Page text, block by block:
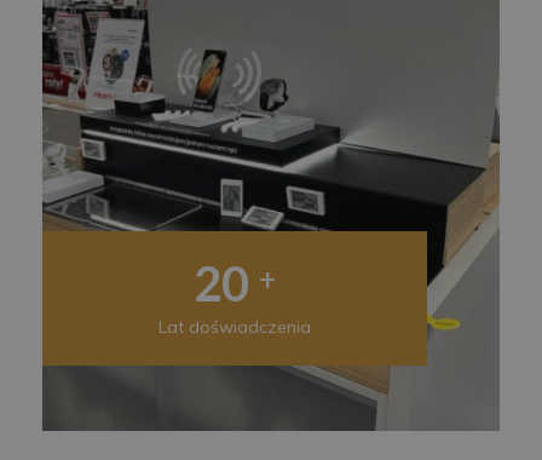
20 +
Lat doświadczenia